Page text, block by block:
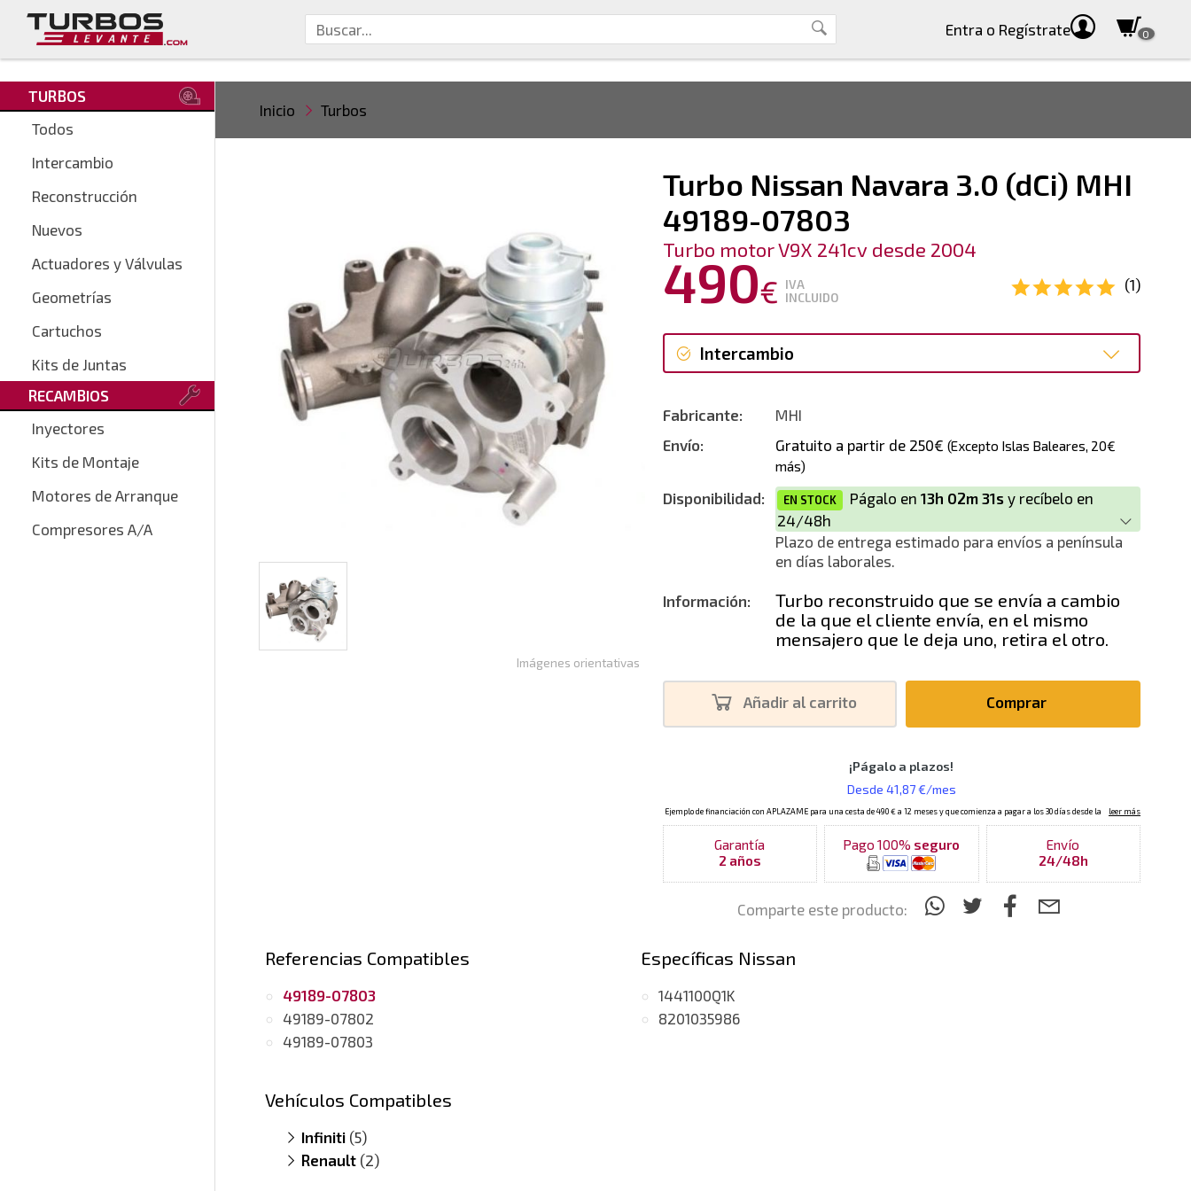
Entra o Regístrate 0
TURBOS
Todos
Intercambio
Reconstrucción
Nuevos
Actuadores y Válvulas
Geometrías
Cartuchos
Kits de Juntas
RECAMBIOS
Inyectores
Kits de Montaje
Motores de Arranque
Compresores A/A
Inicio Turbos
Turbo Nissan Navara 3.0 (dCi) MHI
49189-07803
Turbo motor V9X 241cv desde 2004
490€ IVA
INCLUIDO
(1)
Intercambio
Reconstrucción
Fabricante:
MHI
Envío:
Gratuito a partir de 250€ (Excepto Islas Baleares, 20€
más)
Disponibilidad: EN STOCK Págalo en 13h 02m 31s y recíbelo en
24/48h
Plazo de entrega estimado para envíos a península
en días laborales.
Información:
Turbo reconstruido que se envía a cambio
de la que el cliente envía, en el mismo
mensajero que le deja uno, retira el otro.
Añadir al carrito Comprar
Garantía
2 años
Pago 100% seguro
Envío
24/48h
Comparte este producto:
Imágenes orientativas
Referencias Compatibles
49189-07803
49189-07802
49189-07803
Específicas Nissan
1441100Q1K
8201035986
Vehículos Compatibles
Infiniti (5)
EX 30d(motor V9X)
Renault (2)